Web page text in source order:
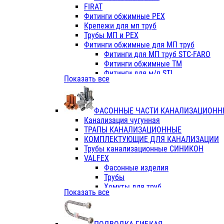
Фитинги ПП белые
Фитинги ПП белые
Фитинги ППс металл.белые
VALFEX
Трубы PE-RT
Трубы ПП водопровод белые
Трубы ПП водопровод серые
Трубы армированные
Трубы армированные
Фитинги с металл. серые
Фитинги ПП (серые)
Фитинги ПП белые
Краны
Фитинги ПП (белые)
Фитинги ПП с металлом белые
ПК КОНТУР
Краны полипропиленовые
Трубы полипропиленивые
FIRAT
Фитинги обжимные PEX
Крепежи для мп труб
Трубы МП и PEX
Фитинги обжимные для МП труб
Фитинги для МП труб STC-FARO
Фитинги обжимные ТМ
Фитинги для м/п STI
Фитинги для МП труб TITAN
TK
VALFEX
Показать все
ФАСОННЫЕ ЧАСТИ
Канализация чугунная
ТРАПЫ КАНАЛИЗАЦИОННЫЕ
КОМПЛЕКТУЮЩИЕ ДЛЯ КАНАЛИЗАЦИИ
Трубы канализационные СИНИКОН
VALFEX
Фасонные изделия
Трубы
Хомуты для труб
ПВХ (стройполимер)
Показать все